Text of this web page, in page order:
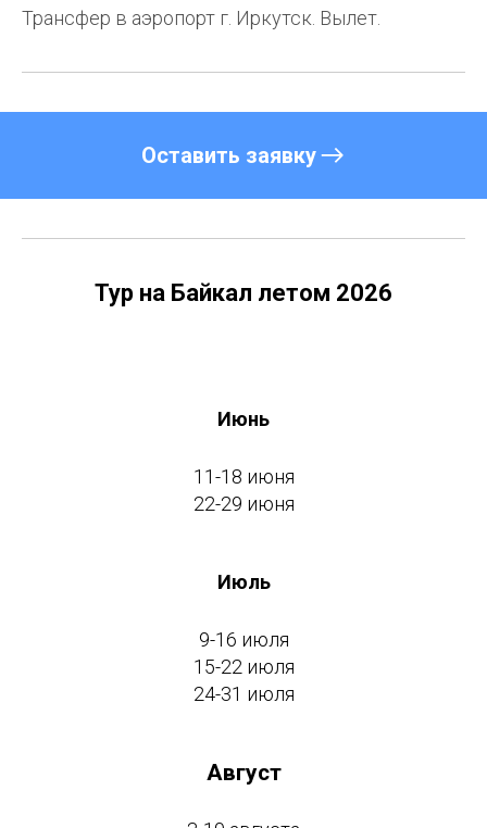
Трансфер в аэропорт г. Иркутск. Вылет.
Оставить заявку
Тур на Байкал летом 2026
Июнь
11-18 июня
22-29 июня
Июль
9-16 июля
15-22 июля
24-31 июля
Август